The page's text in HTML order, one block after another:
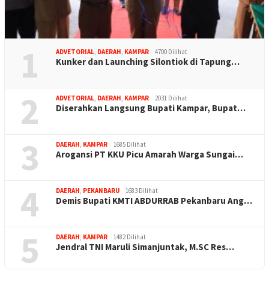
1 ADVETORIAL, DAERAH, KAMPAR 4700 Dilihat
Kunker dan Launching Silontiok di Tapung…
2 ADVETORIAL, DAERAH, KAMPAR 2031 Dilihat
Diserahkan Langsung Bupati Kampar, Bupat…
3 DAERAH, KAMPAR 1685 Dilihat
Arogansi PT KKU Picu Amarah Warga Sungai…
4 DAERAH, PEKANBARU 1683 Dilihat
Demis Bupati KMTI ABDURRAB Pekanbaru Ang…
5 DAERAH, KAMPAR 1482 Dilihat
Jendral TNI Maruli Simanjuntak, M.SC Res…